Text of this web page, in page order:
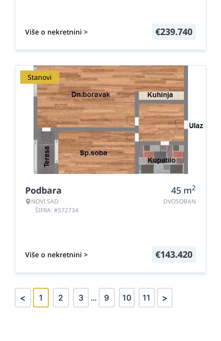
Više o nekretnini > €239.740
Stanovi
Podbara
NOVI SAD
ŠIFRA: #572734
45 m2
DVOSOBAN
Više o nekretnini > €143.420
< 1 2 3 ... 9 10 11 >